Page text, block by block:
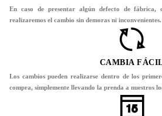
En caso de presentar algún defecto de
realizaremos el cambio sin demoras ni inconvenientes.
CAMBIA
Los cambios pueden realizarse dentro de los
compra, simplemente llevando la prenda a nuestros